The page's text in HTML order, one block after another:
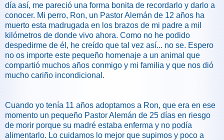
día así, me pareció una forma bonita de recordarlo y darlo a
conocer. Mi perro, Ron, un Pastor Alemán de 12 años ha
muerto esta madrugada en los brazos de mi padre a mil
kilómetros de donde vivo ahora. Como no he podido
despedirme de él, he creído que tal vez así... no se. Espero
no os importe este pequeño homenaje a un animal que
compartió muchos años conmigo y mi familia y que nos dió
mucho cariño incondicional.
Cuando yo tenía 11 años adoptamos a Ron, que era en ese
momento un pequeño Pastor Alemán de 25 días en riesgo
de morir porque su madré estaba enferma y no podía
alimentarlo. Lo cuidamos lo mejor que supimos y poco a